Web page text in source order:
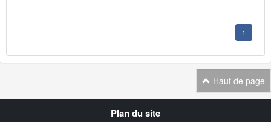
1
Haut de page
Plan du site